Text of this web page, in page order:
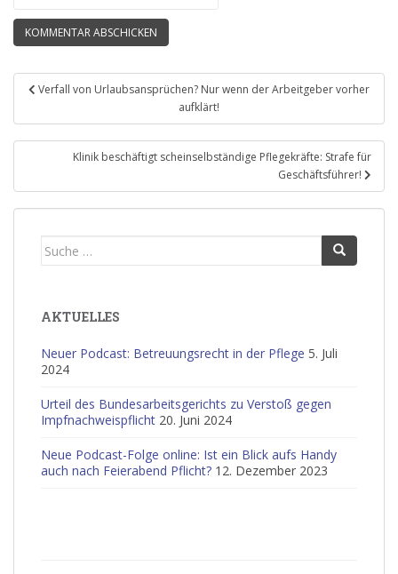
Beitragsnavigation
Verfall von Urlaubsansprüchen? Nur wenn der Arbeitgeber vorher
aufklärt!
Klinik beschäftigt scheinselbständige Pflegekräfte: Strafe für
Geschäftsführer!
Suche
AKTUELLES
Neuer Podcast: Betreuungsrecht in der Pflege 5. Juli
2024
Urteil des Bundesarbeitsgerichts zu Verstoß gegen
Impfnachweispflicht 20. Juni 2024
Neue Podcast-Folge online: Ist ein Blick aufs Handy
auch nach Feierabend Pflicht? 12. Dezember 2023